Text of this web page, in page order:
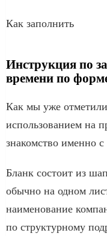
Как заполнить
Инструкция по
времени по
Как мы уже
использованием на
знакомство именно с
Бланк состоит из
обычно на одном
наименование
по структурному